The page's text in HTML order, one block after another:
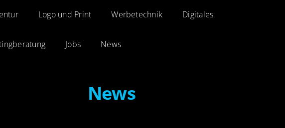
Logo und Print Werbetechnik Digitales
Jobs News
Logo und Print Werbetechnik Digitales
Jobs News
News